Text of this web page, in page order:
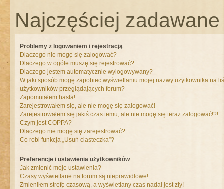
Najczęściej
Problemy z logowaniem i rejestracją
Dlaczego nie mogę się zalogować?
Dlaczego w ogóle muszę się rejestrować?
Dlaczego jestem automatycznie wylogowywany?
W jaki sposób mogę zapobiec wyświetlaniu mojej nazwy użytkownika na
użytkowników przeglądających forum?
Zapomniałem hasła!
Zarejestrowałem się, ale nie mogę się zalogować!
Zarejestrowałem się jakiś czas temu, ale nie mogę się teraz zalogować!?!
Czym jest COPPA?
Dlaczego nie mogę się zarejestrować?
Co robi funkcja „Usuń ciasteczka”?
Preferencje i ustawienia użytkowników
Jak zmienić moje ustawienia?
Czasy wyświetlane na forum są nieprawidłowe!
Zmieniłem strefę czasową, a wyświetlany czas nadal jest zły!